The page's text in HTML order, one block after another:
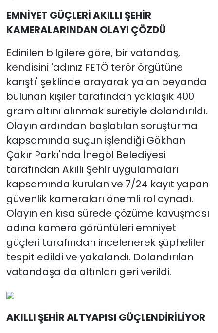
EMNİYET GÜÇLERİ AKILLI ŞEHİR
KAMERALARINDAN OLAYI ÇÖZDÜ
Edinilen bilgilere göre, bir vatandaş,
kendisini 'adınız FETÖ terör örgütüne
karıştı' şeklinde arayarak yalan beyanda
bulunan kişiler tarafından yaklaşık 400
gram altını alınmak suretiyle dolandırıldı.
Olayın ardından başlatılan soruşturma
kapsamında suçun işlendiği Gökhan
Çakır Parkı'nda İnegöl Belediyesi
tarafından Akıllı Şehir uygulamaları
kapsamında kurulan ve 7/24 kayıt yapan
güvenlik kameraları önemli rol oynadı.
Olayın en kısa sürede çözüme kavuşması
adına kamera görüntüleri emniyet
güçleri tarafından incelenerek şüpheliler
tespit edildi ve yakalandı. Dolandırılan
vatandaşa da altınları geri verildi.
AKILLI ŞEHİR ALTYAPISI GÜÇLENDİRİLİYOR